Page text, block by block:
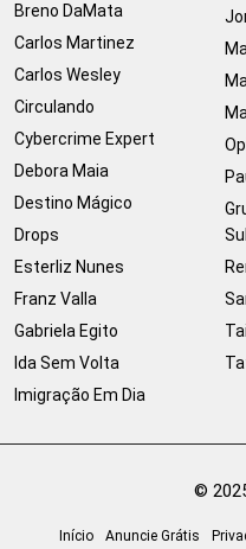
Breno DaMata
Carlos Martinez
Carlos Wesley
Circulando
Cybercrime Expert
Debora Maia
Destino Mágico
Drops
Esterliz Nunes
Franz Valla
Gabriela Egito
Ida Sem Volta
Imigração Em Dia
©
Início Anuncie Grátis